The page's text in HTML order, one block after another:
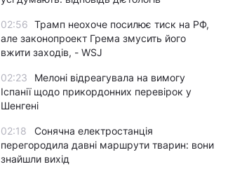
02:56 Трамп неохоче посилює тиск на РФ,
але законопроект Грема змусить його
вжити заходів, - WSJ
02:23
Мелоні відреагувала на вимогу
Іспанії щодо прикордонних перевірок у
Шенгені
02:18
Сонячна електростанція
перегородила давні маршрути тварин: вони
знайшли вихід